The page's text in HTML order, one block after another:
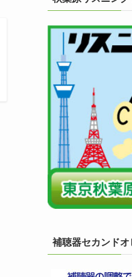
補聴器セカンド